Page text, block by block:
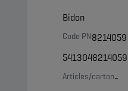
Bidon
Code PN8214059
5413048214059
Articles/carton-